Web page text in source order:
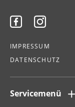
 
IMPRESSUM
DATENSCHUTZ
Servicemenü